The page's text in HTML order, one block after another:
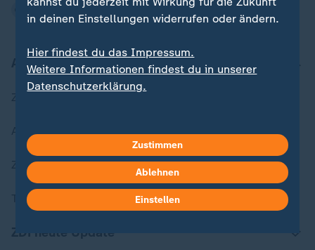
Aktuell bei ZDFheute
Aktuelle Sendungs-Videos
ZDFheute Stories
Themen im Überblick
ZDFheute Update
in deinen Einstellungen widerrufen oder ändern.
Hier findest du das Impressum.
Weitere Informationen findest du in unserer
Datenschutzerklärung.
Zustimmen
Ablehnen
Einstellen